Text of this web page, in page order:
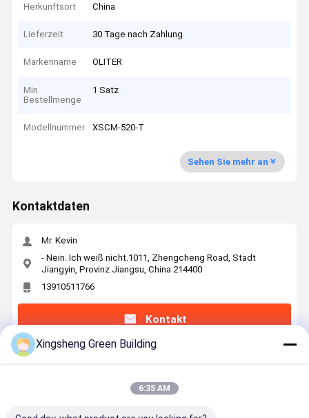
Herkunftsort China
Lieferzeit 30 Tage nach Zahlung
Markenname OLITER
Min
Bestellmenge
1 Satz
Modellnummer XSCM-520-T
Sehen Sie mehr an
Kontaktdaten
Mr. Kevin
- Nein. Ich weiß nicht.1011, Zhengcheng Road, Stadt
Jiangyin, Provinz Jiangsu, China 214400
13910511766
Kontakt
Erhalten Sie Den Besten Preis Für
Energiespeichersystem Bluetooth 2400wh
Xingsheng Green Building
6:35 AM